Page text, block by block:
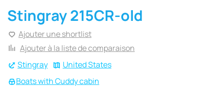
Stingray
United States
Boats with Cuddy cabin
Stingray 215CR-old
Ajouter une shortlist
Ajouter à la liste de comparaison